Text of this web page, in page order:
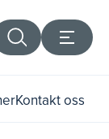
Kontakt oss